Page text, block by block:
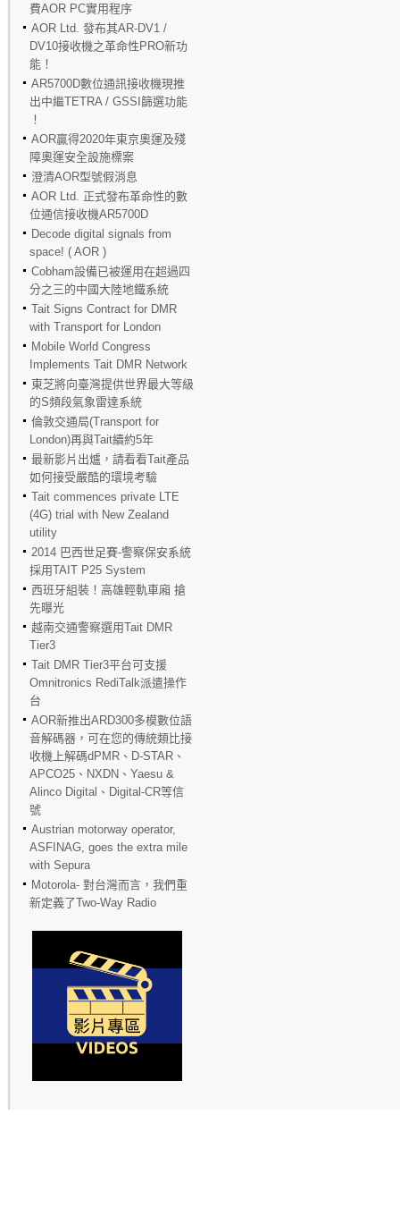
費AOR PC實用程序
AOR Ltd. 發布其AR-DV1 /
DV10接收機之革命性PRO新功
能！
AR5700D數位通訊接收機現推
出中繼TETRA / GSSI篩選功能
！
AOR贏得2020年東京奧運及殘
障奧運安全設施標案
澄清AOR型號假消息
AOR Ltd. 正式發布革命性的數
位通信接收機AR5700D
Decode digital signals from
space! ( AOR )
Cobham設備已被運用在超過四
分之三的中國大陸地鐵系統
Tait Signs Contract for DMR
with Transport for London
Mobile World Congress
Implements Tait DMR Network
東芝將向臺灣提供世界最大等級
的S頻段氣象雷達系統
倫敦交通局(Transport for
London)再與Tait續約5年
最新影片出爐，請看看Tait產品
如何接受嚴酷的環境考驗
Tait commences private LTE
(4G) trial with New Zealand
utility
2014 巴西世足賽-警察保安系統
採用TAIT P25 System
西班牙組裝！高雄輕軌車廂 搶
先曝光
越南交通警察選用Tait DMR
Tier3
Tait DMR Tier3平台可支援
Omnitronics RediTalk派遣操作
台
AOR新推出ARD300多模數位語
音解碼器，可在您的傳統類比接
收機上解碼dPMR、D-STAR、
APCO25、NXDN、Yaesu &
Alinco Digital、Digital-CR等信
號
Austrian motorway operator,
ASFINAG, goes the extra mile
with Sepura
Motorola- 對台灣而言，我們重
新定義了Two-Way Radio